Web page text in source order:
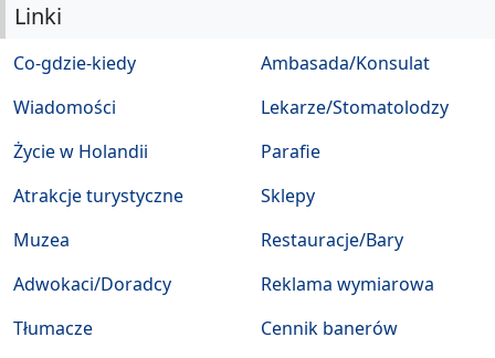
Linki
Co-gdzie-kiedy
Wiadomości
Życie w Holandii
Atrakcje turystyczne
Muzea
Ambasada/Konsulat
Lekarze/Stomatolodzy
Parafie
Sklepy
Restauracje/Bary
Adwokaci/Doradcy
Tłumacze
Reklama wymiarowa
Cennik banerów